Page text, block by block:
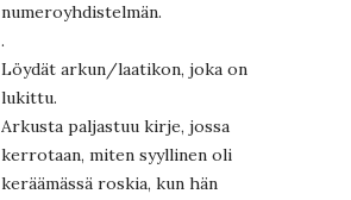
numeroyhdistelmän.
.
Löydät arkun/laatikon, joka on
lukittu.
Arkusta paljastuu kirje, jossa
kerrotaan, miten syyllinen oli
keräämässä roskia, kun hän